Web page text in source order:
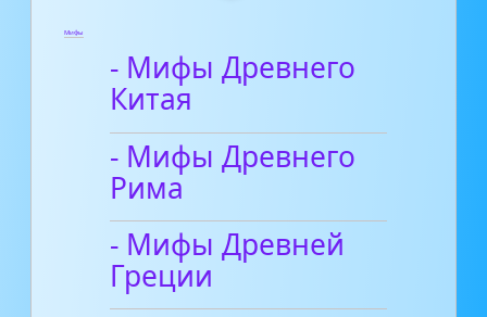
Мифы
- Мифы Древнего
Китая
- Мифы Древнего
Рима
- Мифы Древней
Греции